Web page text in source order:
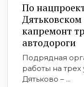
По
капремонт
автодороги
Подрядная
работы на трех
Дятьково – ...